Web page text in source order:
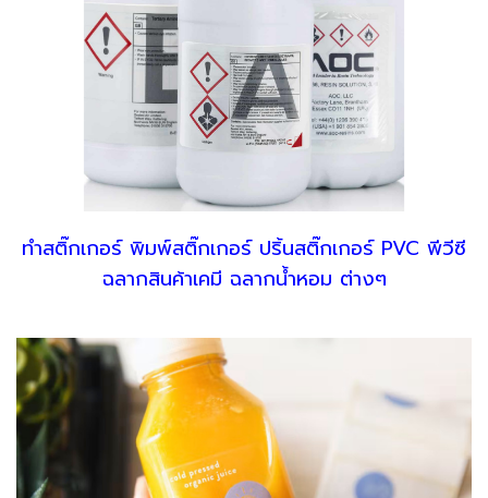
ทำสติ๊กเกอร์ พิมพ์สติ๊กเกอร์ ปริ้นสติ๊กเกอร์ PVC พีวีซี
ฉลากสินค้าเคมี ฉลากน้ำหอม ต่างๆ